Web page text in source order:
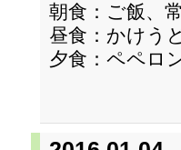
朝食：ご飯、
昼食：かけう
夕食：ペペロ